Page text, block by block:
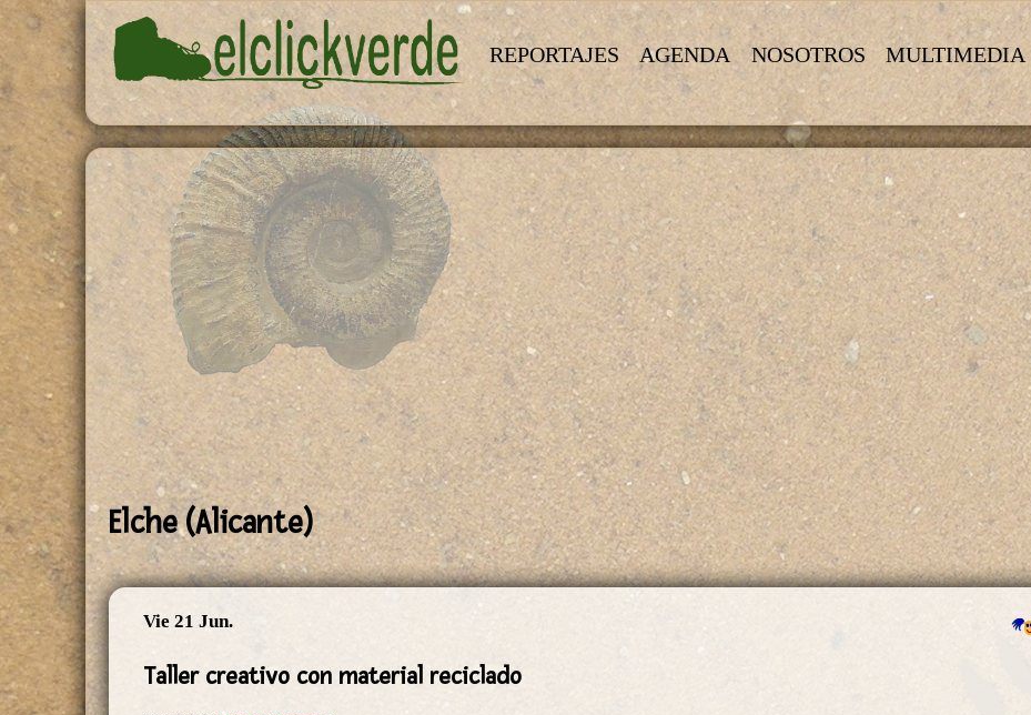
Pasar al contenido principal
REPORTAJES AGENDA NOSOTROS MULTIMEDIA
Elche (Alicante)
Vie 21 Jun.
Taller creativo con material reciclado